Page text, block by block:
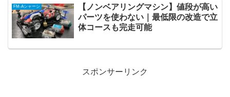
FM-Aシャーシ
【ノンベアリングマシン】値段が高い
パーツを使わない｜最低限の改造で立
体コースも完走可能
スポンサーリンク